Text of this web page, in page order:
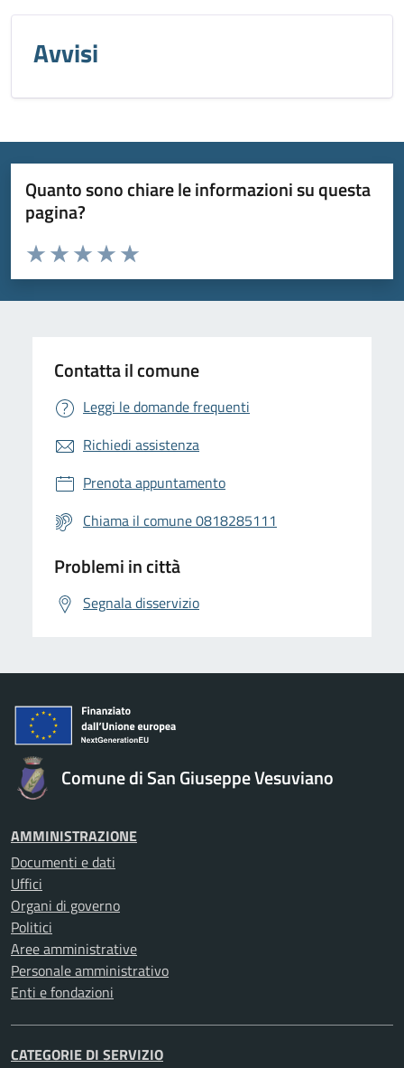
Avvisi
Quanto sono chiare le informazioni su questa
pagina?
Valuta da 1 a 5 stelle la pagina
Valuta 5 stelle su 5
Valuta 4 stelle su 5
Valuta 3 stelle su 5
Valuta 2 stelle su 5
Valuta 1 stelle su 5
Contatta il comune
Leggi le domande frequenti
Richiedi assistenza
Prenota appuntamento
Chiama il comune 0818285111
Problemi in città
Segnala disservizio
Comune di San Giuseppe Vesuviano
AMMINISTRAZIONE
Documenti e dati
Uffici
Organi di governo
Politici
Aree amministrative
Personale amministrativo
Enti e fondazioni
CATEGORIE DI SERVIZIO